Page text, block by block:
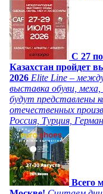
C 27
Казахстан пройдет
2026 Elite Line –
выставка обуви,
будут представлены
отечественных
Россия, Турция,
Всего